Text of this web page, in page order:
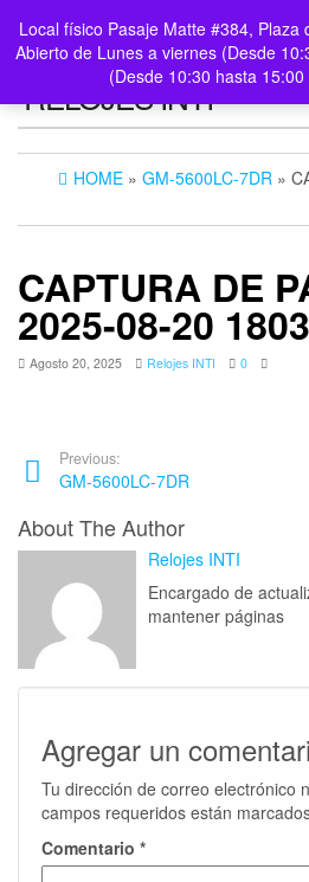
Local físico Pasaje Matte #384, Plaza
Abierto de Lunes a viernes (Desde
(Desde 10:30 hasta 15:00
LOGIN /
REGISTER
RELOJES INTI
HOME » GM-5600LC-7DR »
CAPTURA DE
2025-08-20
Agosto 20, 2025 Relojes INTI 0
Previous:
GM-5600LC-7DR
About The Author
Relojes INTI
Encargado de
mantener páginas
Agregar un
Tu dirección de correo electrónico
campos requeridos están
Comentario *